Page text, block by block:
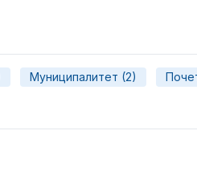
Муниципалитет (2)